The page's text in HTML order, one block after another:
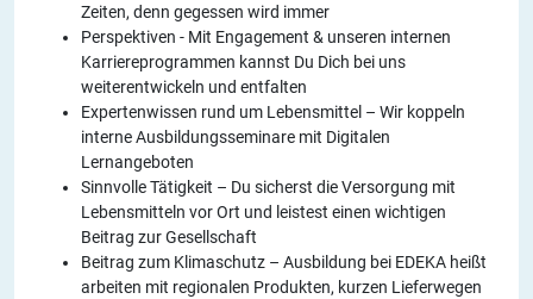
Zeiten, denn gegessen wird immer
Perspektiven - Mit Engagement & unseren internen
Karriereprogrammen kannst Du Dich bei uns
weiterentwickeln und entfalten
Expertenwissen rund um Lebensmittel – Wir koppeln
interne Ausbildungsseminare mit Digitalen
Lernangeboten
Sinnvolle Tätigkeit – Du sicherst die Versorgung mit
Lebensmitteln vor Ort und leistest einen wichtigen
Beitrag zur Gesellschaft
Beitrag zum Klimaschutz – Ausbildung bei EDEKA heißt
arbeiten mit regionalen Produkten, kurzen Lieferwegen